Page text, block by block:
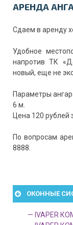
АРЕНДА
Сдаем в аренду
Удобное
напротив ТК
новый, еще не
Параметры
6 м.
Цена 120 рублей
По вопросам
8888.
ОКОННЫЕ
— IVAPER